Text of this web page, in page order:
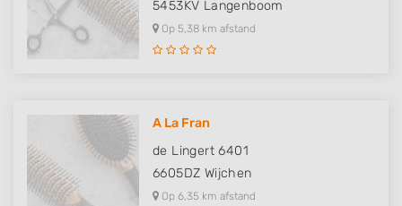
5453KV Langenboom
Op 5,38 km afstand
A La Fran
de Lingert 6401
6605DZ Wijchen
Op 6,35 km afstand